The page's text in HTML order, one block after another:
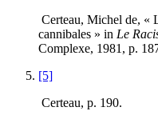
Certeau, Michel de, «
cannibales » in Le
Complexe, 1981, p.
[5]
Certeau, p. 190.